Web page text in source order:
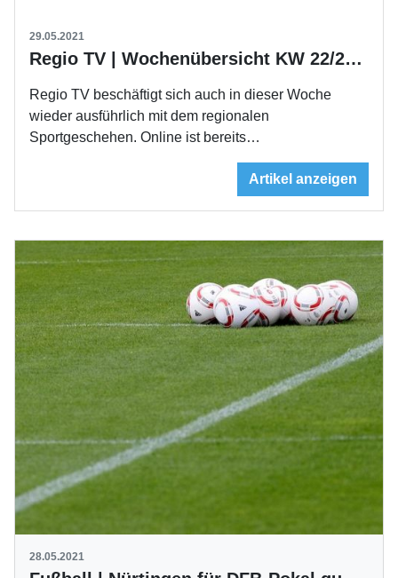
29.05.2021
Regio TV | Wochenübersicht KW 22/2021
Regio TV beschäftigt sich auch in dieser Woche
wieder ausführlich mit dem regionalen
Sportgeschehen. Online ist bereits…
Artikel anzeigen
28.05.2021